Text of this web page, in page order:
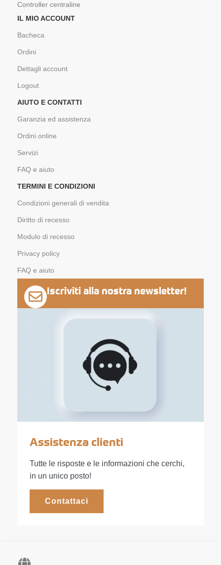
Controller centraline
IL MIO ACCOUNT
Bacheca
Ordini
Dettagli account
Logout
AIUTO E CONTATTI
Garanzia ed assistenza
Ordini online
Servizi
FAQ e aiuto
TERMINI E CONDIZIONI
Condizioni generali di vendita
Diritto di recesso
Modulo di recesso
Privacy policy
FAQ e aiuto
Iscriviti alla nostra newsletter!
Assistenza clienti
Tutte le risposte e le informazioni che cerchi,
in un unico posto!
Contattaci